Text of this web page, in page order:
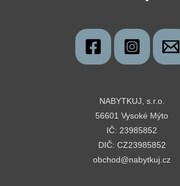
NABYTKUJ, s.r.o.
56601 Vysoké Mýto
IČ: 23985852
DIČ: CZ23985852
obchod@nabytkuj.cz